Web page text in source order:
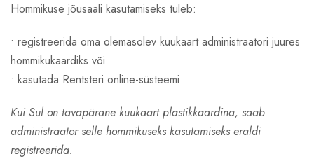
Hommikuse jõusaali kasutamiseks tuleb:
• registreerida oma olemasolev kuukaart administraatori juures
hommikukaardiks või
• kasutada Rentsteri online-süsteemi
Kui Sul on tavapärane kuukaart plastikkaardina, saab
administraator selle hommikuseks kasutamiseks eraldi
registreerida.